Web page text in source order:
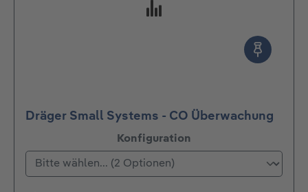
Dräger Small Systems - CO Überwachung
Konfiguration